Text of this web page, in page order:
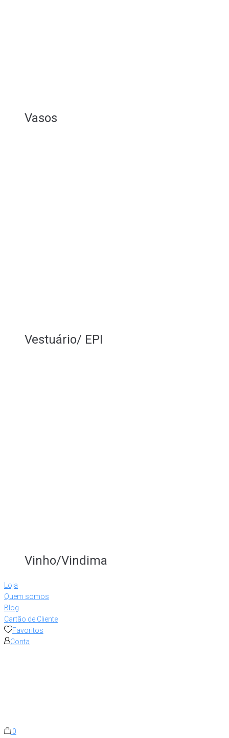
Vasos
Vestuário/ EPI
Vinho/Vindima
Loja
Quem somos
Blog
Cartão de Cliente
Favoritos
Conta
0